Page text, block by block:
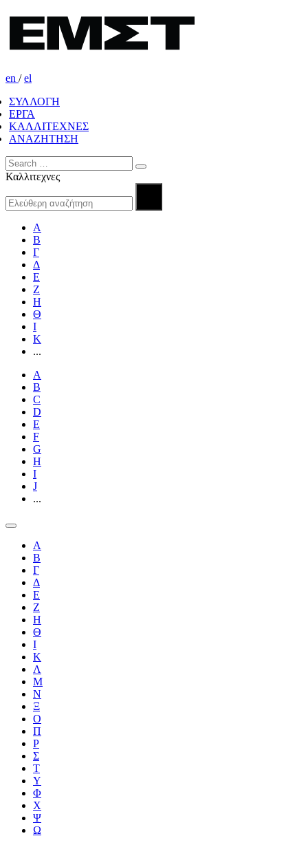
en /el
ΣΥΛΛΟΓΗ
ΕΡΓΑ
ΚΑΛΛΙΤΕΧΝΕΣ
ΑΝΑΖΗΤΗΣΗ
Καλλιτεχνες
Α
Β
Γ
Δ
Ε
Ζ
Η
Θ
Ι
Κ
...
A
B
C
D
E
F
G
H
I
J
...
Α
Β
Γ
Δ
Ε
Ζ
Η
Θ
Ι
Κ
Λ
Μ
Ν
Ξ
Ο
Π
Ρ
Σ
Τ
Υ
Φ
Χ
Ψ
Ω